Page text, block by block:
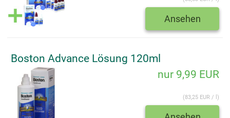
Ansehen
Boston Advance Lösung 120ml
nur 9,99 EUR
(83,25 EUR / l)